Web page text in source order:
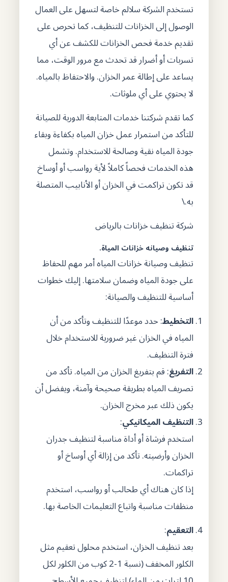
تستخدم الشركة سلالم خاصة لتسهل على العمال
الوصول إلى الخزانات للتنظيف، كما تحرص على
تقديم خدمة فحص الخزانات للكشف عن أي
تسربات أو أضرار قد تحدث مع مرور الوقت، مما
يساعد على إطالة عمر الخزان. والاحتفاظ بالمياه.
لا يحتوي على أي ملوثات.
كما تقدم شركتنا خدمات المتابعة الدورية للصيانة
للتأكد من استمرار عمل خزان المياه بكفاءة وبقاء
جودة المياه نقية وصالحة للاستخدام. وتشمل
هذه الخدمات فحصاً كاملاً لأية رواسب أو أوساخ
قد تكون تراكمت في الخزان أو الأنابيب المتصلة
به.\
شركة تنظيف خزانات بالرياض
تنظيف وصيانه خزانات المياة.
تنظيف وصيانة خزانات المياه أمر مهم للحفاظ
على جودة المياه وضمان سلامتها. إليك خطوات
أساسية للتنظيف والصيانة:
التخطيط: حدد موعدًا للتنظيف وتأكد من أن
المياه في الخزان غير ضرورية للاستخدام خلال
فترة التنظيف.
التفريغ: قم بتفريغ الخزان من المياه. تأكد من
تصريف المياه بطريقة صحيحة وآمنة، ويفضل أن
يكون ذلك عبر مخرج الخزان.
التنظيف الميكانيكي:
استخدم فرشاة أو أداة مناسبة لتنظيف جدران
الخزان وأرضيته. تأكد من إزالة أي أوساخ أو
تراكمات.
إذا كان هناك أي طحالب أو رواسب، استخدم
منظفات مناسبة واتباع التعليمات الخاصة بها.
التعقيم:
بعد تنظيف الخزان، استخدم محلول تعقيم مثل
الكلور المخفف (نسبة 1-2 كوب من الكلور لكل